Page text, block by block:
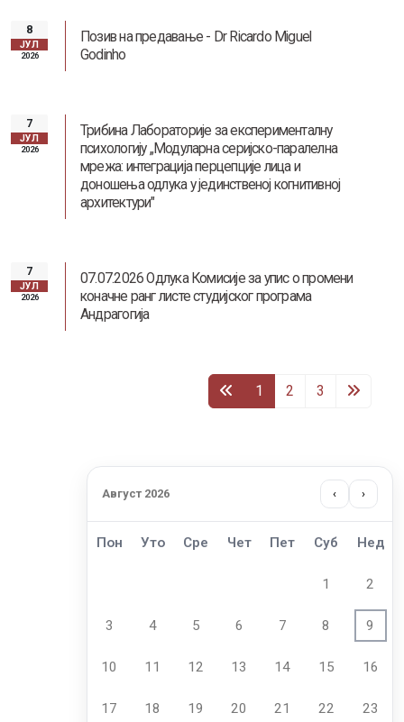
8
ЈУЛ
2026
Позив на предавање - Dr Ricardo Miguel
Godinho
7
ЈУЛ
2026
Трибина Лабораторије за експерименталну
психологију „Модуларна серијско-паралелна
мрежа: интеграција перцепције лица и
доношења одлука у јединственој когнитивној
архитектури"
7
ЈУЛ
2026
07.07.2026 Одлука Комисије за упис о промени
коначне ранг листе студијског програма
Андрагогија
1 2 3
Август 2026 ‹ ›
Пон Уто Сре Чет Пет Суб Нед
1 2
3 4 5 6 7 8 9
10 11 12 13 14 15 16
17 18 19 20 21 22 23